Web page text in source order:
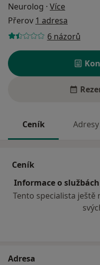
Neurolog · Více
Přerov 1 adresa
6 názorů
Ceník Adresy
Ceník
Informace o
Tento specialista
Adresa